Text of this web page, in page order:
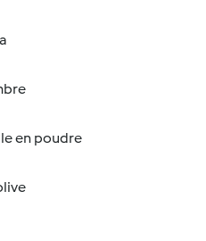
en poudre